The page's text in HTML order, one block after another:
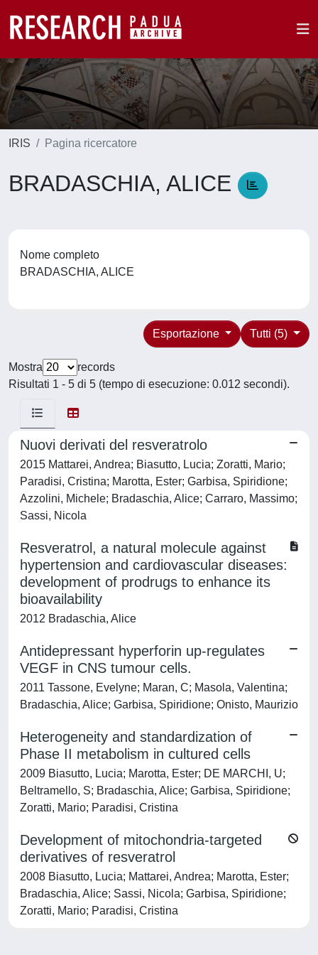
IRIS Pagina ricercatore
BRADASCHIA, ALICE
Nome completo
BRADASCHIA, ALICE
Tutti (5)
Esportazione
Mostra
records
Risultati 1 - 5 di 5 (tempo di esecuzione: 0.012 secondi).
Nuovi derivati del resveratrolo
2015 Mattarei, Andrea; Biasutto, Lucia; Zoratti, Mario;
Paradisi, Cristina; Marotta, Ester; Garbisa, Spiridione;
Azzolini, Michele; Bradaschia, Alice; Carraro, Massimo;
Sassi, Nicola
Resveratrol, a natural molecule against
hypertension and cardiovascular diseases:
development of prodrugs to enhance its
bioavailability
2012 Bradaschia, Alice
Antidepressant hyperforin up-regulates
VEGF in CNS tumour cells.
2011 Tassone, Evelyne; Maran, C; Masola, Valentina;
Bradaschia, Alice; Garbisa, Spiridione; Onisto, Maurizio
Heterogeneity and standardization of
Phase II metabolism in cultured cells
2009 Biasutto, Lucia; Marotta, Ester; DE MARCHI, U;
Beltramello, S; Bradaschia, Alice; Garbisa, Spiridione;
Zoratti, Mario; Paradisi, Cristina
Development of mitochondria-targeted
derivatives of resveratrol
2008 Biasutto, Lucia; Mattarei, Andrea; Marotta, Ester;
Bradaschia, Alice; Sassi, Nicola; Garbisa, Spiridione;
Zoratti, Mario; Paradisi, Cristina